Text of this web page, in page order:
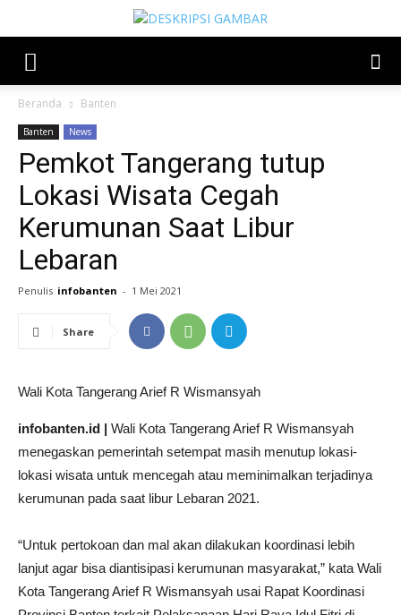
Beranda Banten
Banten News
Pemkot Tangerang tutup
Lokasi Wisata Cegah
Kerumunan Saat Libur
Lebaran
Penulis infobanten - 1 Mei 2021
Share
Wali Kota Tangerang Arief R Wismansyah
infobanten.id | Wali Kota Tangerang Arief R Wismansyah
menegaskan pemerintah setempat masih menutup lokasi-
lokasi wisata untuk mencegah atau meminimalkan terjadinya
kerumunan pada saat libur Lebaran 2021.
“Untuk pertokoan dan mal akan dilakukan koordinasi lebih
lanjut agar bisa diantisipasi kerumunan masyarakat,” kata Wali
Kota Tangerang Arief R Wismansyah usai Rapat Koordinasi